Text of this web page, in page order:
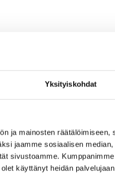
Yksityiskohdat
ja mainosten
jaamme sosiaalisen
sivustoamme.
käyttänyt heidän